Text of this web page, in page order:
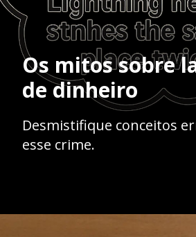
Os mitos sobre
de dinheiro
Desmistifique conceitos
esse crime.